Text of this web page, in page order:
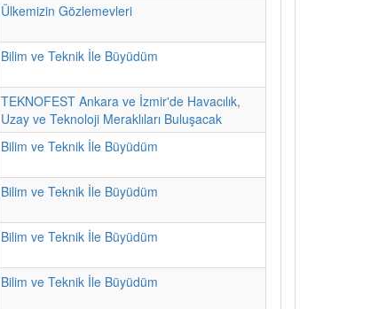
Ülkemizin Gözlemevleri
Bilim ve Teknik İle Büyüdüm
TEKNOFEST Ankara ve İzmir'de Havacılık,
Uzay ve Teknoloji Meraklıları Buluşacak
Bilim ve Teknik İle Büyüdüm
Bilim ve Teknik İle Büyüdüm
Bilim ve Teknik İle Büyüdüm
Bilim ve Teknik İle Büyüdüm